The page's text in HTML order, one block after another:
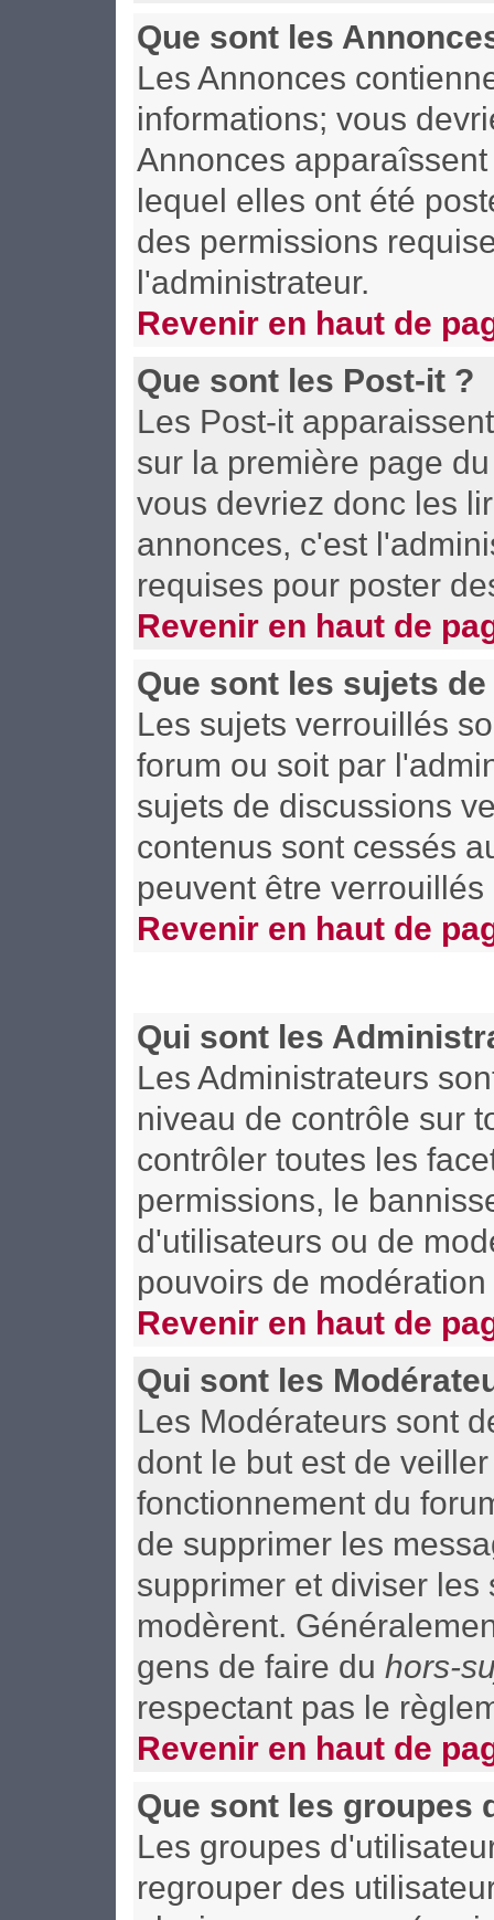
Que sont les
Les Annonces
informations; vous
Annonces
lequel elles ont été
des permissions
l'administrateur.
Revenir en haut de
Que sont les Post-it ?
Les Post-it
sur la première page
vous devriez donc les
annonces, c'est
requises pour poster
Revenir en haut de
Que sont les sujets
Les sujets verrouillés
forum ou soit par
sujets de discussions
contenus sont cessés
peuvent être
Revenir en haut de
Qui sont les
Les Administrateurs
niveau de contrôle sur
contrôler toutes les
permissions, le
d'utilisateurs ou de
pouvoirs de
Revenir en haut de
Qui sont les
Les Modérateurs sont
dont le but est de
fonctionnement du
de supprimer les
supprimer et diviser
modèrent.
gens de faire du hors-
respectant pas le
Revenir en haut de
Que sont les groupes
Les groupes
regrouper des